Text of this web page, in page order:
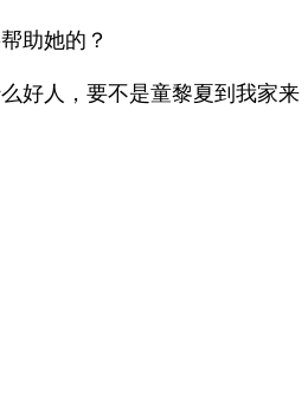
助她的？
人，要不是童黎夏到我家来